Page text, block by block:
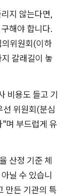
지 않는다면,
해야 합니다.
위원회(이하
갈래길이 놓
비용도 들고 기
위원회(분심
며 부드럽게 유
산정 기준 체
닐 수 있습니
만든 기관의 특